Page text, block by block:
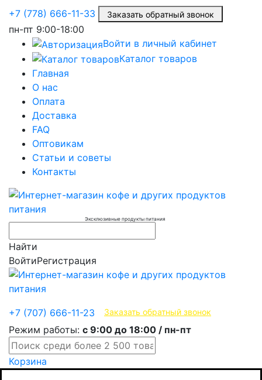
+7 (778) 666-11-33 Заказать обратный звонок
пн-пт 9:00-18:00
Войти в личный кабинет
Каталог товаров
Главная
О нас
Оплата
Доставка
FAQ
Оптовикам
Статьи и советы
Контакты
Эксклюзивные продукты питания
Найти
ВойтиРегистрация
+7 (707) 666-11-23 Заказать обратный звонок
Режим работы: с 9:00 до 18:00 / пн-пт
Корзина